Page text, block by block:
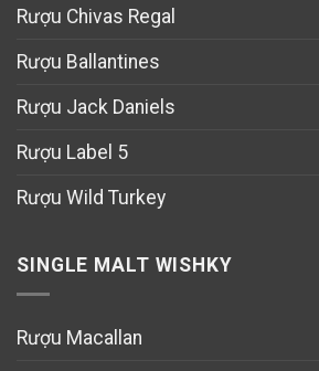
Rượu Chivas Regal
Rượu Ballantines
Rượu Jack Daniels
Rượu Label 5
Rượu Wild Turkey
SINGLE MALT WISHKY
Rượu Macallan